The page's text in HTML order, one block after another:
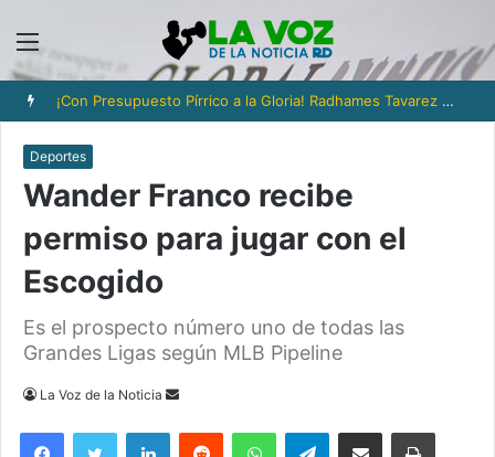
Menú
¡Con Presupuesto Pírrico a la Gloria! Radhames Tavarez y la Hazaña Dorada de la Natación Dominicana
Deportes
Wander Franco recibe
permiso para jugar con el
Escogido
Es el prospecto número uno de todas las
Grandes Ligas según MLB Pipeline
La Voz de la Noticia
Send
email
FacebookTwitter LinkedInReddit WhatsAppTelegramCompartir via Email Imprimi